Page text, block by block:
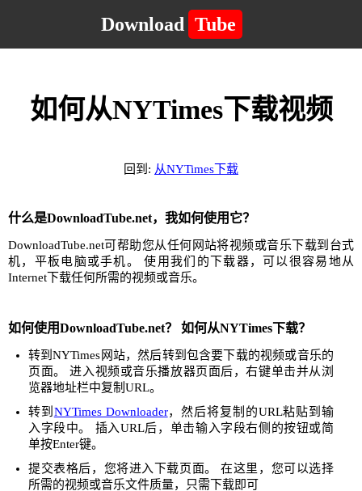
Download Tube
如何从NYTimes下载视频
回到: 从NYTimes下载
什么是DownloadTube.net，我如何使用它？
DownloadTube.net可帮助您从任何网站将视频或音乐下载到台式
机，平板电脑或手机。 使用我们的下载器，可以很容易地从
Internet下载任何所需的视频或音乐。
如何使用DownloadTube.net？ 如何从NYTimes下载？
转到NYTimes网站，然后转到包含要下载的视频或音乐的
页面。 进入视频或音乐播放器页面后，右键单击并从浏
览器地址栏中复制URL。
转到 NYTimes Downloader，然后将复制的URL粘贴到输
入字段中。 插入URL后，单击输入字段右侧的按钮或简
单按Enter键。
提交表格后，您将进入下载页面。 在这里，您可以选择
所需的视频或音乐文件质量，只需下载即可